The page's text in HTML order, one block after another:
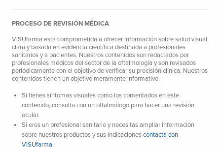
PROCESO DE REVISIÓN MÉDICA
VISUfarma está comprometida a ofrecer información sobre salud visual
clara y basada en evidencia científica destinada a profesionales
sanitarios y a pacientes. Nuestros contenidos son redactados por
profesionales médicos del sector de la oftalmología y son revisados
periódicamente con el objetivo de verificar su precisión clínica. Nuestros
contenidos tienen un objetivo meramente informativo.
Si tienes síntomas visuales como los comentados en este
contenido, consulta con un oftalmólogo para hacer una revisión
ocular.
Si eres un profesional sanitario y necesitas ampliar información
sobre nuestros productos y sus indicacionescontacta con
VISUfarma.